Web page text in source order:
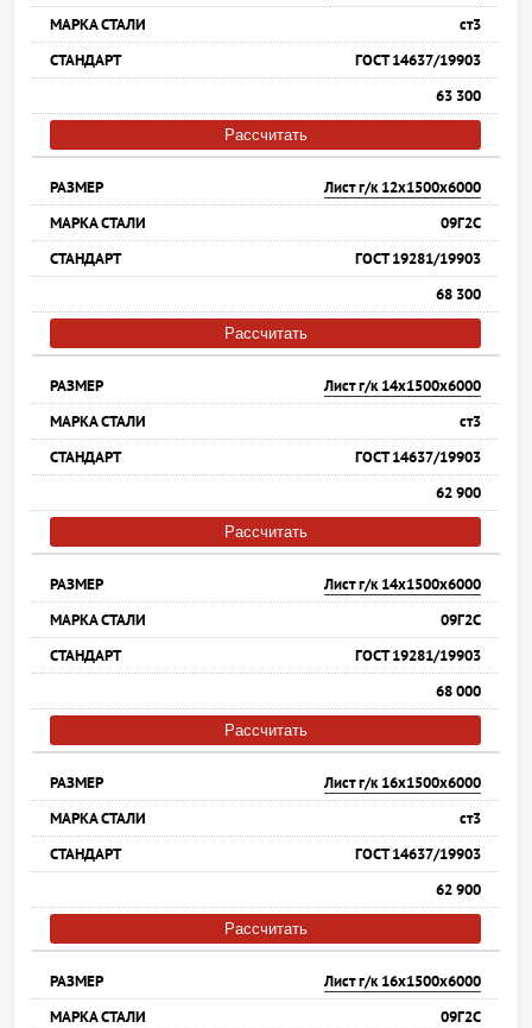
ст3
ГОСТ 14637/19903
63 300
Рассчитать
Лист г/к 12х1500х6000
09Г2С
ГОСТ 19281/19903
68 300
Рассчитать
Лист г/к 14х1500х6000
ст3
ГОСТ 14637/19903
62 900
Рассчитать
Лист г/к 14х1500х6000
09Г2С
ГОСТ 19281/19903
68 000
Рассчитать
Лист г/к 16х1500х6000
ст3
ГОСТ 14637/19903
62 900
Рассчитать
Лист г/к 16х1500х6000
09Г2С